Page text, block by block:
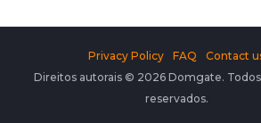
Direitos autorais © 2026 Domgate.
reservados.
Privacy Policy FAQ Contact